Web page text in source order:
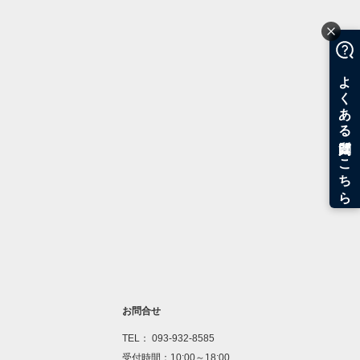
お問合せ
TEL： 093-932-8585
受付時間：10:00～18:00